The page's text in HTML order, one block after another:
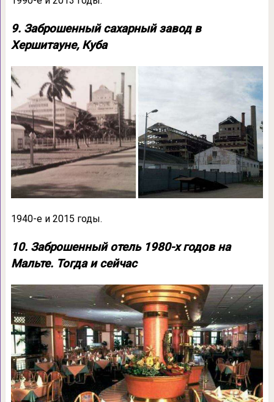
9. Заброшенный сахарный завод в
Хершитауне, Куба
1940-е и 2015 годы.
10. Заброшенный отель 1980-х годов на
Мальте. Тогда и сейчас